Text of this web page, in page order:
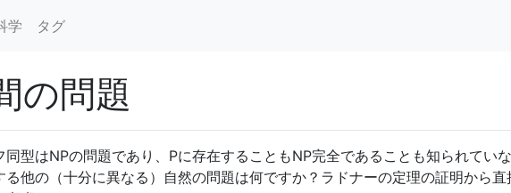
学 タグ
の問題
型はNPの問題であり、Pに存在することもNP完全であることも知られていな
る他の（十分に異なる）自然の問題は何ですか？ラドナーの定理の証明から直